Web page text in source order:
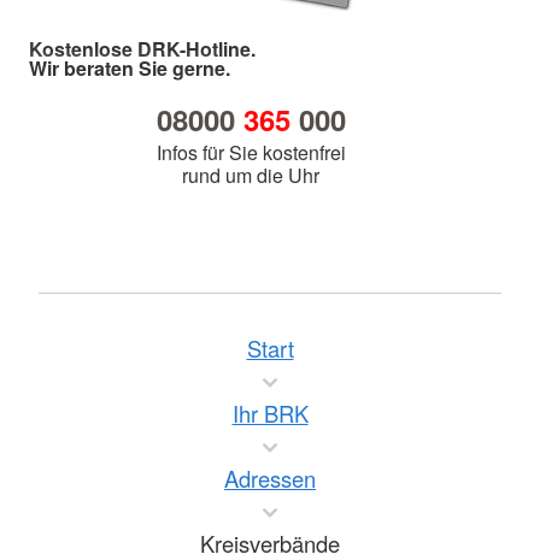
Kostenlose DRK-Hotline.
Wir beraten Sie gerne.
08000 365000
Infos für Sie kostenfrei
rund um die Uhr
Start
Ihr BRK
Adressen
Kreisverbände